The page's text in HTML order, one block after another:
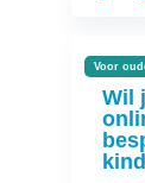
Voor
Wil